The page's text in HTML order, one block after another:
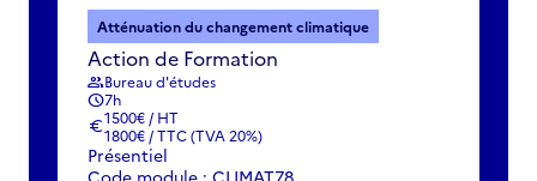
Atténuation du changement climatique
Action de Formation
groupBureau d'études
schedule7h
euro1500€ / HT
1800€ / TTC (TVA 20%)
Présentiel
Code module : CLIMAT78